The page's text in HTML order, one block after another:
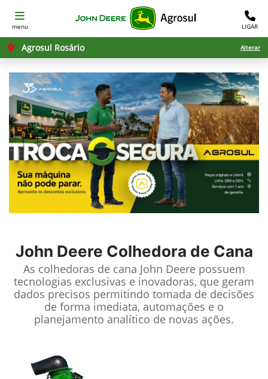
menu LIGAR
Agrosul Rosário Alterar
John Deere Colhedora de Cana
As colhedoras de cana John Deere possuem
tecnologias exclusivas e inovadoras, que geram
dados precisos permitindo tomada de decisões
de forma imediata, automações e o
planejamento analítico de novas ações.